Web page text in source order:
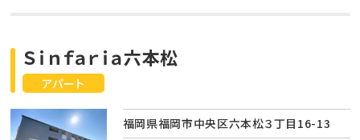
アパート
Ｓｉｎｆａｒｉａ六本松
福岡県福岡市中央区六本松３丁目16-13